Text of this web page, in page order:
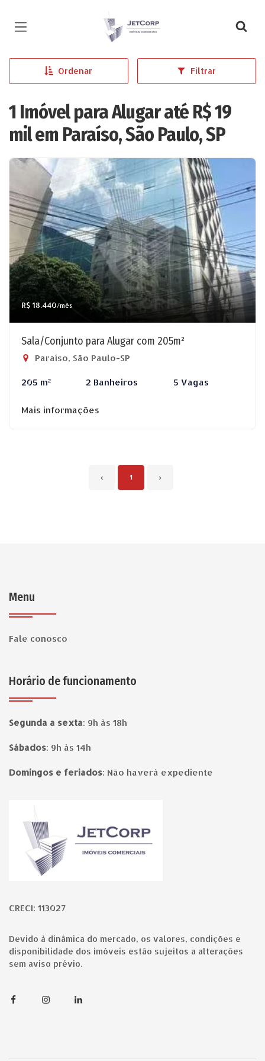
Página inicial
Ordenar Filtrar
1 Imóvel para Alugar até R$ 19
mil em Paraíso, São Paulo, SP
R$ 18.440/mês
Sala/Conjunto para Alugar com 205m²
Paraíso, São Paulo-SP
205 m² 2 Banheiros 5 Vagas
Mais informações
‹ 1 ›
Menu
Fale conosco
Horário de funcionamento
Segunda a sexta: 9h às 18h
Sábados: 9h às 14h
Domingos e feriados: Não haverá expediente
CRECI: 113027
Devido à dinâmica do mercado, os valores, condições e
disponibilidade dos imóveis estão sujeitos a alterações
sem aviso prévio.
FacebookInstagramLinkedin